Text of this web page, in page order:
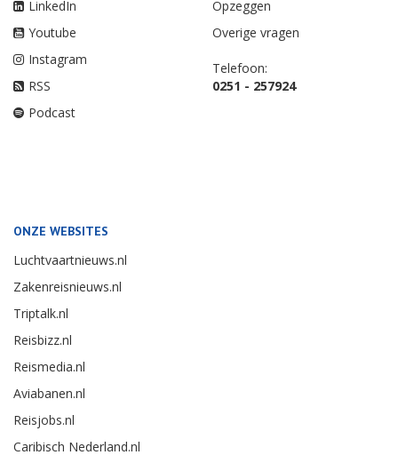
LinkedIn
Youtube
Instagram
RSS
Podcast
Opzeggen
Overige vragen
Telefoon:
0251 - 257924
ONZE WEBSITES
Luchtvaartnieuws.nl
Zakenreisnieuws.nl
Triptalk.nl
Reisbizz.nl
Reismedia.nl
Aviabanen.nl
Reisjobs.nl
Caribisch Nederland.nl